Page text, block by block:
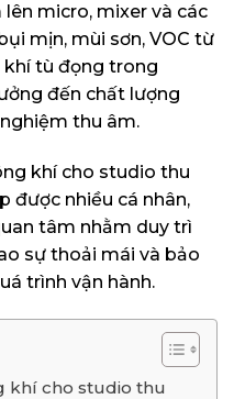
micro, mixer và các
mịn, mùi sơn, VOC từ
khí tù đọng trong
đến chất lượng
thu âm.
khí cho studio thu
được nhiều cá nhân,
tâm nhằm duy trì
sự thoải mái và bảo
trình vận hành.
khí cho studio thu